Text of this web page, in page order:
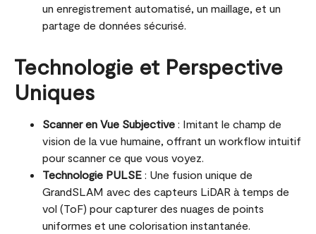
un enregistrement automatisé, un maillage, et un
partage de données sécurisé.
Technologie et Perspective
Uniques
Scanner en Vue Subjective : Imitant le champ de
vision de la vue humaine, offrant un workflow intuitif
pour scanner ce que vous voyez.
Technologie PULSE : Une fusion unique de
GrandSLAM avec des capteurs LiDAR à temps de
vol (ToF) pour capturer des nuages de points
uniformes et une colorisation instantanée​​.